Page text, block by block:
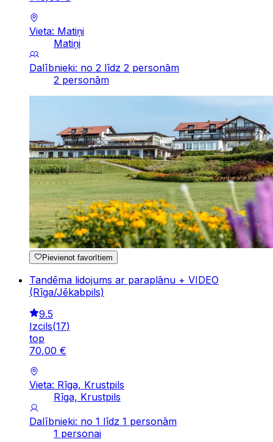
Vieta: Matiņi
Matiņi
Dalībnieki: no 2 līdz 2 personām
2 personām
Pievienot favorītiem
Tandēma lidojums ar paraplānu + VIDEO
(Rīga/Jēkabpils)
9.5
Izcils(17)
top
70,00 €
Vieta: Rīga, Krustpils
Rīga, Krustpils
Dalībnieki: no 1 līdz 1 personām
1 personai